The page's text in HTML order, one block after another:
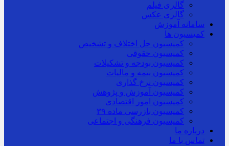
گالری فیلم
گالری عکس
سامانه آموزش
کمیسیون ها
کمیسیون حل اختلاف و تشخیص
کمیسیون حقوقی
کمیسیون بودجه و تشکیلات
کمیسیون بیمه و مالیات
کمیسیون نرخ گذاری
کمیسیون آموزش و پژوهش
کمیسیون امور اقتصادی
کمیسیون بازرسی ماده ۳۹
کمیسیون فرهنگی و اجتماعی
درباره ما
تماس با ما